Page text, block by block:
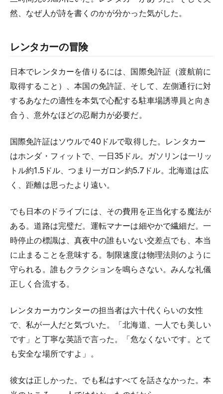
然、なぜ人が詩を書くのかが分かった気がした。
レンタカーの冒険
日本でレンタカーを借りるには、国際免許証（渡航前に
取得すること）、本国の免許証、そして、左側通行に対
するあなたの適性を本気で心配する駐車場誘導員と向き
合う、意外なほどの忍耐力が必要だ。
国際免許証はソウルで40ドルで取得した。レンタカー
はホンダ・フィットで、一日35ドル。ガソリンは一リッ
トル約1.5ドル、つまり一ガロン約5.7ドル。北海道は広
く、距離は思ったより遠い。
でも日本のドライブには、その費用を正当化する魔法が
ある。道路は完璧だ。運転マナーは細やかで繊細だ。一
時停止の標識は、真夜中の誰もいない交差点でも、本当
に止まることを意味する。制限速度は物理法則のように
守られる。誰もクラクションを鳴らさない。みんな礼儀
正しく合流する。
レンタカーカウンターの担当者は六十代くらいの女性
で、私が一人だと気づいた。「北海道、一人でも美しい
です」と丁寧な英語で言った。「危なくないです。とて
も安全な場所ですよ」。
彼女は正しかった。でも私はすべてを話さなかった。本